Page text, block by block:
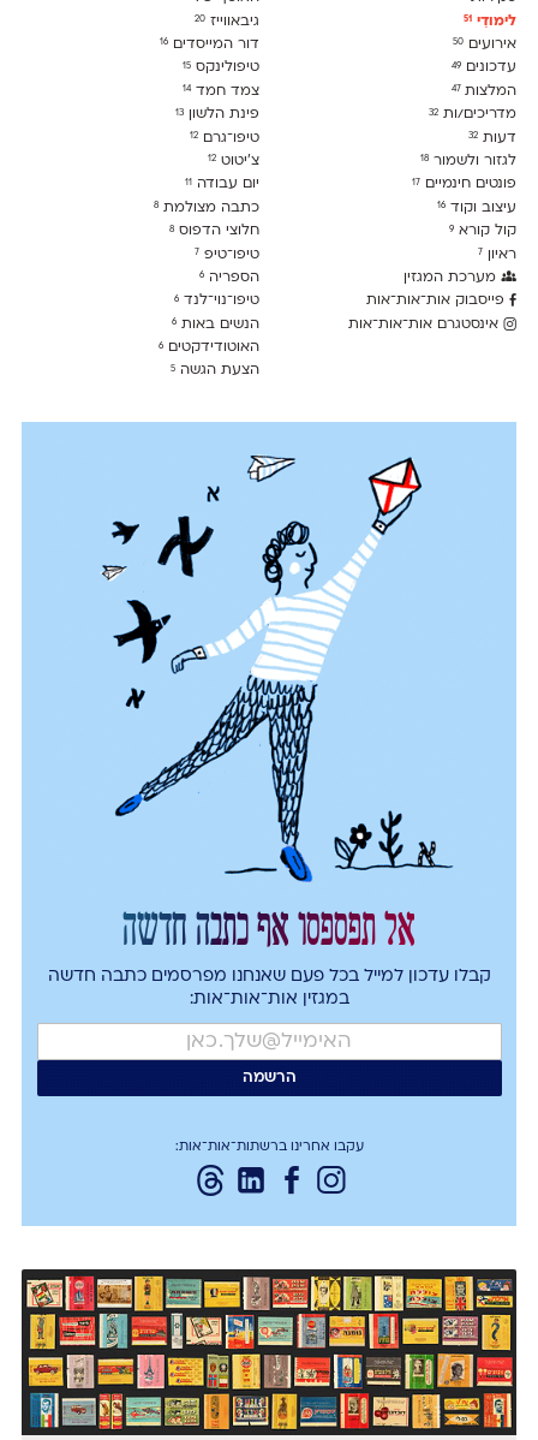
לימודִי 51
אירועים 50
עדכונים 49
המלצות47
מדריכים/ות 32
דעות 32
לגזור ולשמור 18
פונטים חינמיים 17
עיצוב וקוד 16
קול קורא 9
ראיון 7
מערכת המגזין
פייסבוק אות־אות־אות
אינסטגרם אות־אות־אות
גיבאווייז20
דור המייסדים16
טיפולינקס15
צמד חמד14
פינת הלשון13
טיפו־גרם12
צ׳יטוט12
יום עבודה11
כתבה מצולמת8
חלוצי הדפוס8
טיפו־טיפ7
הספריה6
טיפו־נוי־לנד6
הנשים באות6
האוטודידקטים6
הצעת הגשה5
אל תפספסו אף כתבה חדשה
קבלו עדכון למייל בכל פעם שאנחנו מפרסמים כתבה חדשה
במגזין אות־אות־אות:
עקבו אחרינו ברשתות־אות־אות: